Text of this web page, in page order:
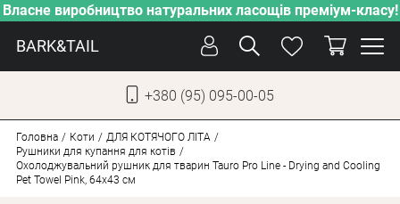
Власне виробництво натуральних ласощів преміум-класу!
BARK&TAIL
+380 (95) 095-00-05
Головна Коти
ДЛЯ КОТЯЧОГО ЛІТА
Рушники для купання для котів
Охолоджувальний рушник для тварин Tauro Pro Line - Drying and Cooling
Pet Towel Pink, 64x43 см